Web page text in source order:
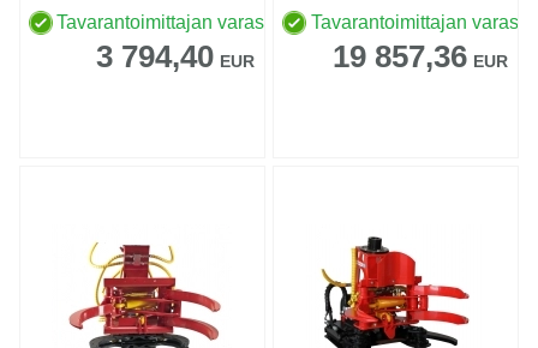
Tavarantoimittajan varastossa
3 794,40 EUR
Tavarantoimittajan
19 857,36 EUR